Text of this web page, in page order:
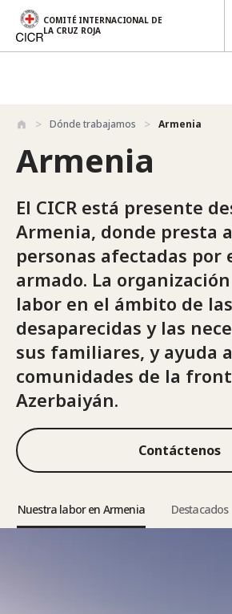
Pasar al contenido principal
COMITÉ INTERNACIONAL DE
LA CRUZ ROJA
Dónde trabajamos Armenia
Armenia
El CICR está presente
Armenia, donde presta
personas afectadas por
armado. La
labor en el ámbito de
desaparecidas y las
sus familiares, y ayuda
comunidades de la
Azerbaiyán.
Contáctenos
Nuestra labor en Armenia Destacados